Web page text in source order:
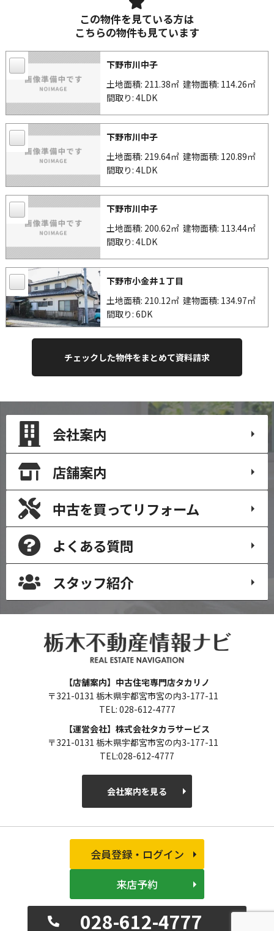
この物件を見ている方は
こちらの物件も見ています
下野市川中子
土地面積: 211.38㎡建物面積: 114.26㎡
間取り: 4LDK
下野市川中子
土地面積: 219.64㎡建物面積: 120.89㎡
間取り: 4LDK
下野市川中子
土地面積: 200.62㎡建物面積: 113.44㎡
間取り: 4LDK
下野市小金井１丁目
土地面積: 210.12㎡建物面積: 134.97㎡
間取り: 6DK
会社案内
店舗案内
中古を買ってリフォーム
よくある質問
スタッフ紹介
【店舗案内】中古住宅専門店タカリノ
〒321-0131 栃木県宇都宮市宮の内3-177-11
TEL: 028-612-4777
【運営会社】株式会社タカラサービス
〒321-0131 栃木県宇都宮市宮の内3-177-11
TEL:028-612-4777
会社案内を見る
会員登録・ログイン
来店予約
028-612-4777